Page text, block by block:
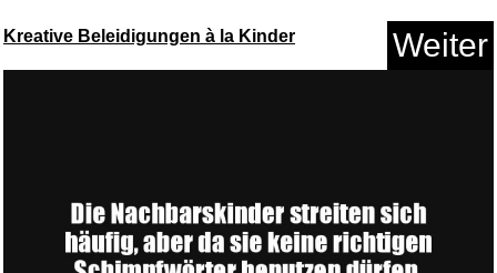
Anzeige
Kreative Beleidigungen à la Kinder Weiter